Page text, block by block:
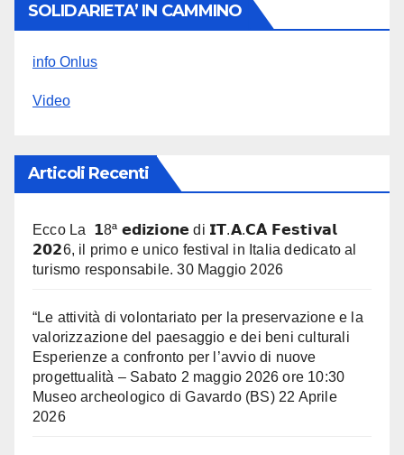
SOLIDARIETA’ IN CAMMINO
info Onlus
Video
Articoli Recenti
Ecco La 𝟭8ª 𝗲𝗱𝗶𝘇𝗶𝗼𝗻𝗲 di 𝗜𝗧.𝗔.𝗖𝗔̀ 𝗙𝗲𝘀𝘁𝗶𝘃𝗮𝗹
𝟮𝟬𝟮6, il primo e unico festival in Italia dedicato al
turismo responsabile. 30 Maggio 2026
“Le attività di volontariato per la preservazione e la
valorizzazione del paesaggio e dei beni culturali
Esperienze a confronto per l’avvio di nuove
progettualità – Sabato 2 maggio 2026 ore 10:30
Museo archeologico di Gavardo (BS) 22 Aprile
2026